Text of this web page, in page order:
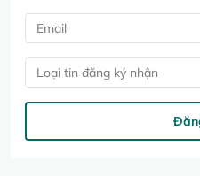
Loại tin đăng ký nhận